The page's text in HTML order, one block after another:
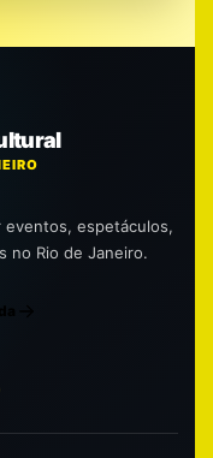
eventos, espetáculos,
no Rio de Janeiro.